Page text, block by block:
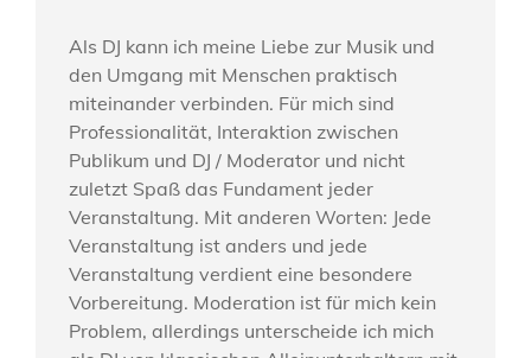
Als DJ kann ich meine Liebe zur Musik und
den Umgang mit Menschen praktisch
miteinander verbinden. Für mich sind
Professionalität, Interaktion zwischen
Publikum und DJ / Moderator und nicht
zuletzt Spaß das Fundament jeder
Veranstaltung. Mit anderen Worten: Jede
Veranstaltung ist anders und jede
Veranstaltung verdient eine besondere
Vorbereitung. Moderation ist für mich kein
Problem, allerdings unterscheide ich mich